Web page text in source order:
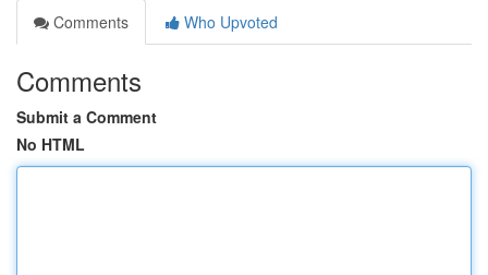
Comments
Who Upvoted
Comments
Submit a Comment
No HTML